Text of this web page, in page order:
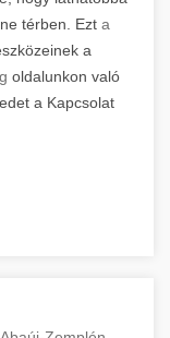
térben. Ezt a
a
oldalunkon való
a Kapcsolat